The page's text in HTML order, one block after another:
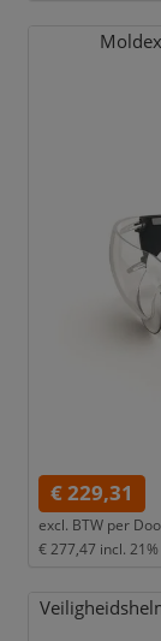
€ 229,31
excl. BTW per
€ 277,47 incl.